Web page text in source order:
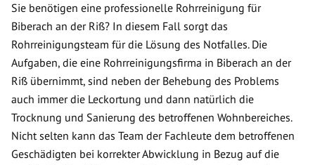
Sie benötigen eine professionelle Rohrreinigung für
Biberach an der Riß? In diesem Fall sorgt das
Rohrreinigungsteam für die Lösung des Notfalles. Die
Aufgaben, die eine Rohrreinigungsfirma in Biberach an der
Riß übernimmt, sind neben der Behebung des Problems
auch immer die Leckortung und dann natürlich die
Trocknung und Sanierung des betroffenen Wohnbereiches.
Nicht selten kann das Team der Fachleute dem betroffenen
Geschädigten bei korrekter Abwicklung in Bezug auf die